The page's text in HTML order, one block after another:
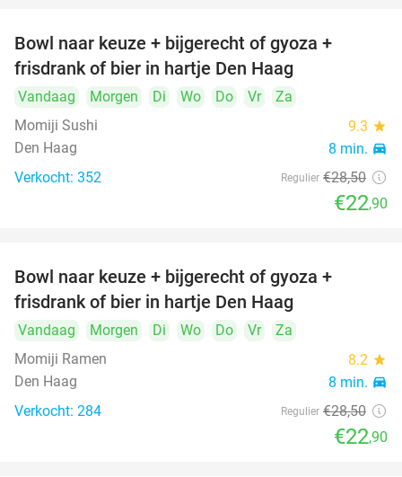
Bowl naar keuze + bijgerecht of gyoza +
frisdrank of bier in hartje Den Haag
Vandaag Morgen Di Wo Do Vr
Za
Momiji Sushi
9.3 star
Den Haag 8 min. directions_car
Verkocht: 352 Regulier €28,50
€22,90
Bowl naar keuze + bijgerecht of gyoza +
frisdrank of bier in hartje Den Haag
Vandaag Morgen Di Wo Do Vr
Za
Momiji Ramen
8.2 star
Den Haag 8 min. directions_car
Verkocht: 284 Regulier €28,50
€22,90